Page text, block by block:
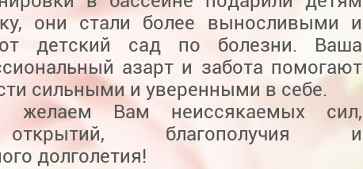
они стали более выносливыми и
детский сад по болезни. Ваша
азарт и забота помогают
сильными и уверенными в себе.
Вам неиссякаемых сил,
открытий, благополучия и
долголетия!